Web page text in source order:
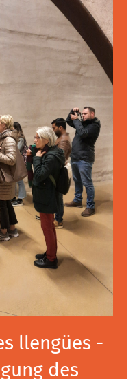
llengües -
des